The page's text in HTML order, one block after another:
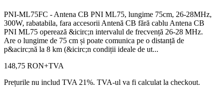
PNI-ML75FC - Antena CB PNI ML75, lungime 75cm, 26-28MHz,
300W, rabatabila, fara accesorii Antenă CB fără cablu Antena CB
PNI ML75 operează &icirc;n intervalul de frecvență 26-28 MHz.
Are o lungime de 75 cm și poate comunica pe o distanță de
p&acirc;nă la 8 km (&icirc;n condiții ideale de ut...
148,75 RON+TVA
Prețurile nu includ TVA 21%. TVA-ul va fi calculat la checkout.